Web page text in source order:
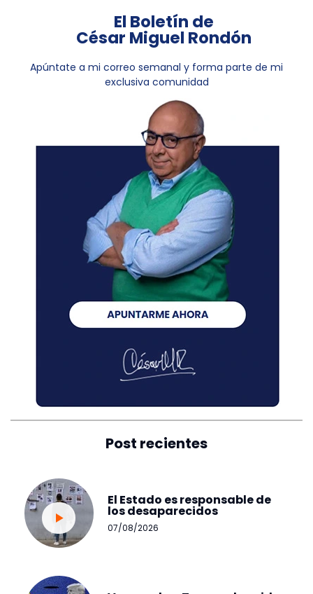
El Boletín de
César Miguel Rondón
Apúntate a mi correo semanal y forma parte de mi
exclusiva comunidad
Post recientes
El Estado es responsable de
los desaparecidos
07/08/2026